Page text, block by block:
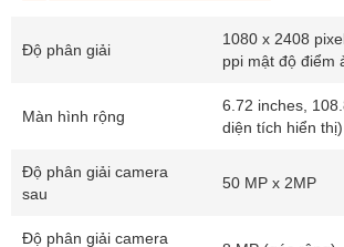
Giá thu vào cao nhất thị trường, hỗ trợ lên
Giao hàng nhanh – Test
Ship nội thành Hà Nội, TP.HCM, Hải
Độ phân giải
1080 x 2408
ppi mật độ điểm
Màn hình rộng
6.72 inches,
diện tích hiển thị)
Độ phân giải camera
sau
50 MP x 2MP
Độ phân giải camera